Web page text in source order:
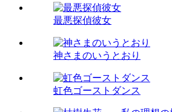
最悪探偵彼女
神さまのいうとおり
虹色ゴーストダンス